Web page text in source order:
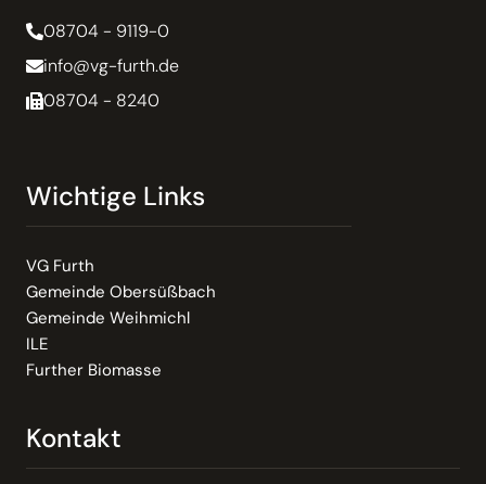
08704 - 9119-0
info@vg-furth.de
08704 - 8240
Wichtige Links
VG Furth
Gemeinde Obersüßbach
Gemeinde Weihmichl
ILE
Further Biomasse
Kontakt